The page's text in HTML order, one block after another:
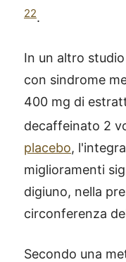
22.
In un altro
con sindrome
400 mg di
decaffeinato 2
placebo,
miglioramenti
digiuno, nella
circonferenza
Secondo una